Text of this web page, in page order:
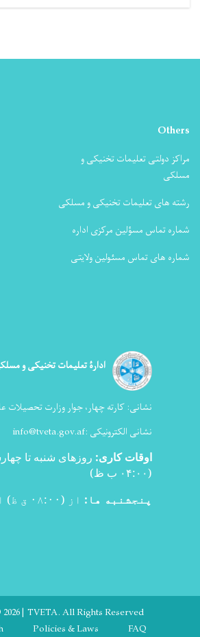
Others
مراکز دولتی تعلیمات تخنیکی و
مسلکی
رشته های تعلیمات تخنیکی و مسلکی
شماره تماس مسؤلین مرکزی اداره
شماره های تماس مسئولین ولایتی
ادارۀ تعلیمات تخنیکی و Twitter
نشانی: کارته چهار، جوار وزارت تحصیلات
نشانی الکترونیکی :info@tveta.gov.af
اوقات کاری:
(۰۴:۰۰ ب ظ
)
پنجشنبه ها: از (۰۸:۰۰ ق ظ) الی (۰۱:۰۰ ب ظ)
| TVETA. All Rights Reserved
FAQ
Policies & Laws